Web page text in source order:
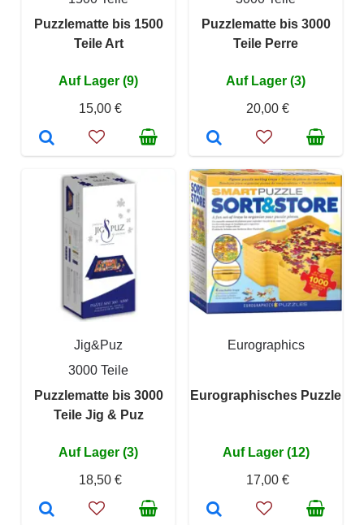
Puzzlematte bis 1500
Teile Art
Auf Lager (9)
15,00 €
Puzzlematte bis 3000
Teile Perre
Auf Lager (3)
20,00 €
Jig&Puz
3000 Teile
Puzzlematte bis 3000
Teile Jig & Puz
Auf Lager (3)
18,50 €
Eurographics
Eurographisches Puzzle
Auf Lager (12)
17,00 €